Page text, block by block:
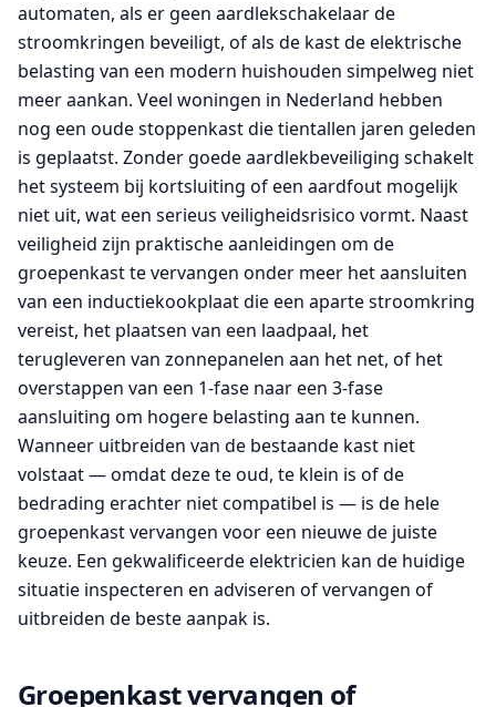
automaten, als er geen aardlekschakelaar de
stroomkringen beveiligt, of als de kast de elektrische
belasting van een modern huishouden simpelweg niet
meer aankan. Veel woningen in Nederland hebben
nog een oude stoppenkast die tientallen jaren geleden
is geplaatst. Zonder goede aardlekbeveiliging schakelt
het systeem bij kortsluiting of een aardfout mogelijk
niet uit, wat een serieus veiligheidsrisico vormt. Naast
veiligheid zijn praktische aanleidingen om de
groepenkast te vervangen onder meer het aansluiten
van een inductiekookplaat die een aparte stroomkring
vereist, het plaatsen van een laadpaal, het
terugleveren van zonnepanelen aan het net, of het
overstappen van een 1-fase naar een 3-fase
aansluiting om hogere belasting aan te kunnen.
Wanneer uitbreiden van de bestaande kast niet
volstaat — omdat deze te oud, te klein is of de
bedrading erachter niet compatibel is — is de hele
groepenkast vervangen voor een nieuwe de juiste
keuze. Een gekwalificeerde elektricien kan de huidige
situatie inspecteren en adviseren of vervangen of
uitbreiden de beste aanpak is.
Groepenkast vervangen of